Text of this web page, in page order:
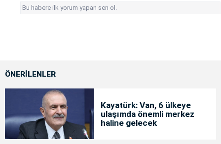
Bu habere ilk yorum yapan sen ol.
ÖNERİLENLER
Kayatürk: Van, 6 ülkeye
ulaşımda önemli merkez
haline gelecek